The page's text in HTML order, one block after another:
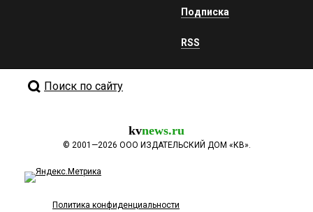
Подписка
RSS
Поиск по сайту
kvnews.ru
© 2001—2026 ООО ИЗДАТЕЛЬСКИЙ ДОМ «КВ».
Политика конфиденциальности